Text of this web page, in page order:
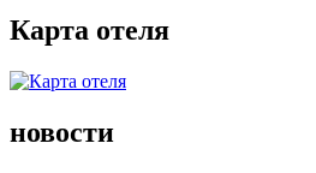
Карта отеля
новости